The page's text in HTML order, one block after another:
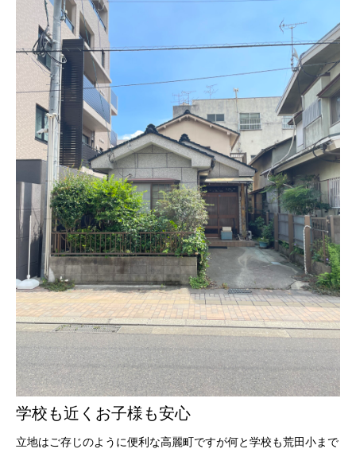
学校も近くお子様も安心
立地はご存じのように便利な高麗町ですが何と学校も荒田小まで